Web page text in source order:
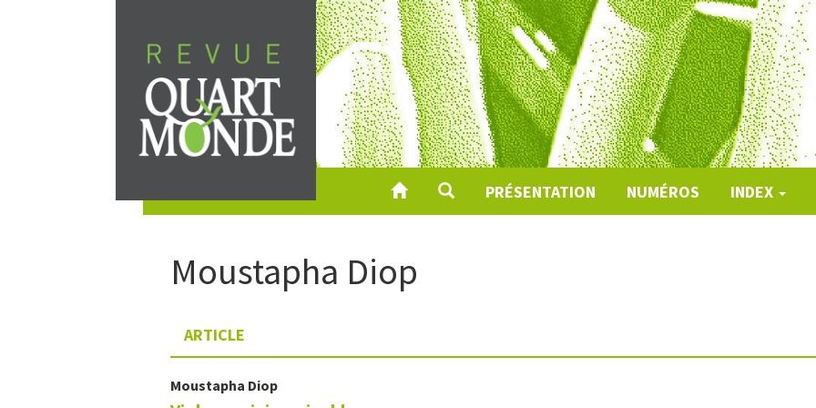
au
contenu
PRÉSENTATION NUMÉROS INDEX
Moustapha Diop
ARTICLE
Moustapha Diop